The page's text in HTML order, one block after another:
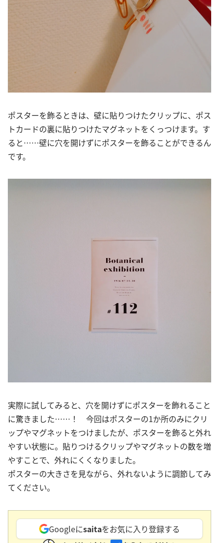
ポスターを飾るときは、壁に貼りつけたクリップに、ポス
トカードの裏に貼りつけたマグネットをくっつけます。す
ると……壁に穴を開けずにポスターを飾ることができるん
です。
実際に試してみると、穴を開けずにポスターを飾れること
に驚きました……！ 今回はポスターの1か所のみにクリ
ップやマグネットをつけましたが、ポスターを飾ると外れ
やすい状態に。貼りつけるクリップやマグネットの数を増
やすことで、外れにくくなりました。
ポスターの大きさを見ながら、外れないように調節してみ
てください。
Googleにsaitaをお気に入り登録する